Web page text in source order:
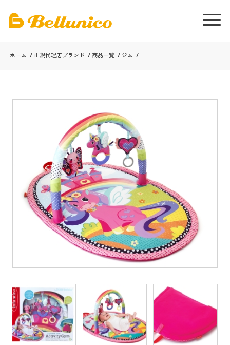
ホーム / 正規代理店ブランド / 商品一覧 / ジム /